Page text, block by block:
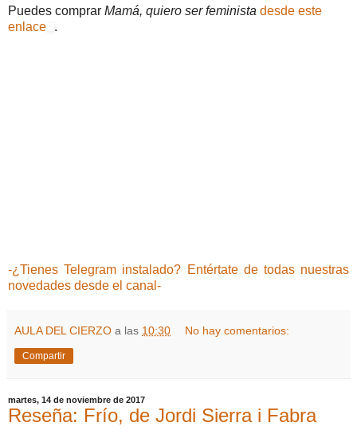
Puedes comprar Mamá, quiero ser feminista desde este
enlace
.
-¿Tienes Telegram instalado? Entértate de todas nuestras
novedades desde el canal-
AULA DEL CIERZO a las 10:30 No hay comentarios:
Compartir
martes, 14 de noviembre de 2017
Reseña: Frío, de Jordi Sierra i Fabra